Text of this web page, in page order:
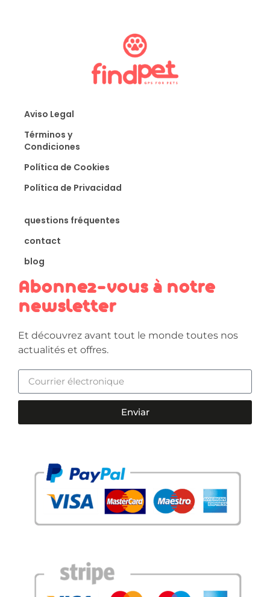
Aviso Legal
Términos y
Condiciones
Política de Cookies
Política de Privacidad
questions fréquentes
contact
blog
Abonnez-vous à notre
newsletter
Et découvrez avant tout le monde toutes nos
actualités et offres.
Enviar